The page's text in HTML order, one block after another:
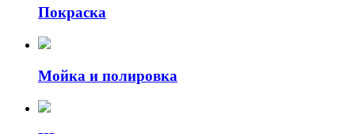
Покраска
Мойка и полировка